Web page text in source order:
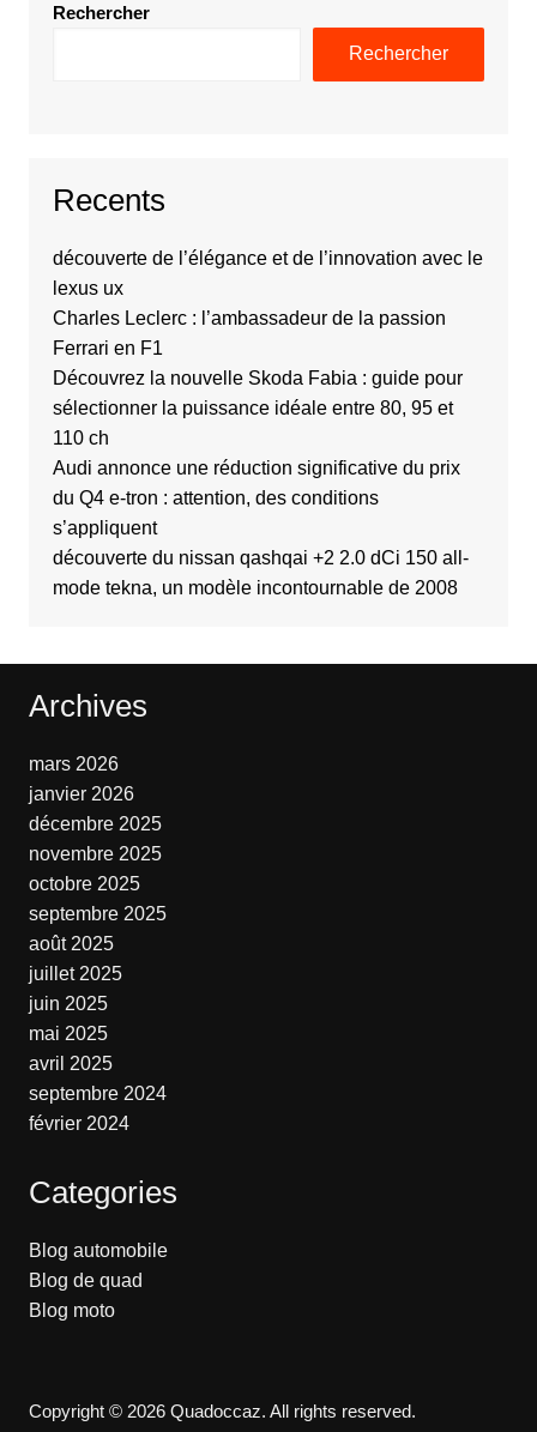
Rechercher
Rechercher
Recents
découverte de l’élégance et de l’innovation avec le
lexus ux
Charles Leclerc : l’ambassadeur de la passion
Ferrari en F1
Découvrez la nouvelle Skoda Fabia : guide pour
sélectionner la puissance idéale entre 80, 95 et
110 ch
Audi annonce une réduction significative du prix
du Q4 e-tron : attention, des conditions
s’appliquent
découverte du nissan qashqai +2 2.0 dCi 150 all-
mode tekna, un modèle incontournable de 2008
Archives
mars 2026
janvier 2026
décembre 2025
novembre 2025
octobre 2025
septembre 2025
août 2025
juillet 2025
juin 2025
mai 2025
avril 2025
septembre 2024
février 2024
Categories
Blog automobile
Blog de quad
Blog moto
Copyright © 2026 Quadoccaz. All rights reserved.